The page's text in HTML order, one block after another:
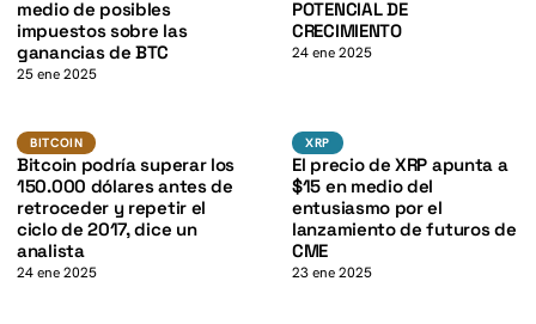
medio de posibles
impuestos sobre las
ganancias de BTC
25 ene 2025
POTENCIAL DE
CRECIMIENTO
24 ene 2025
BITCOIN K
BITCOIN
Bitcoin podría superar los
150.000 dólares antes de
retroceder y repetir el
ciclo de 2017, dice un
analista
24 ene 2025
XRPXRP
El precio de XRP apunta a
$15 en medio del
entusiasmo por el
lanzamiento de futuros de
CME
23 ene 2025